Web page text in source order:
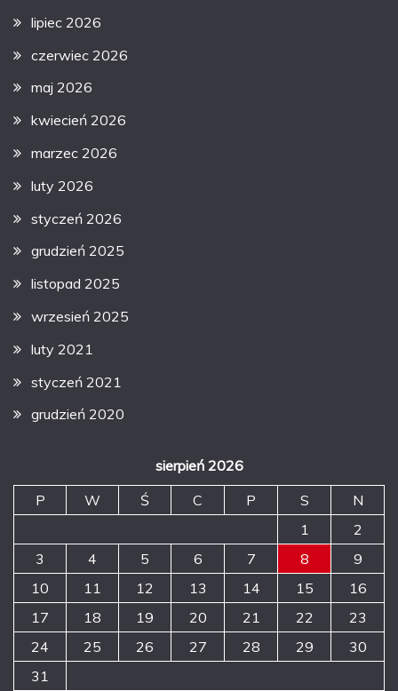
lipiec 2026
czerwiec 2026
maj 2026
kwiecień 2026
marzec 2026
luty 2026
styczeń 2026
grudzień 2025
listopad 2025
wrzesień 2025
luty 2021
styczeń 2021
grudzień 2020
sierpień 2026
P
W Ś C P S
N
1
2
3
4 5 6 7 8
9
10
11 12 13 14 15
16
17
18 19 20 21 22
23
24
25 26 27 28 29
30
31